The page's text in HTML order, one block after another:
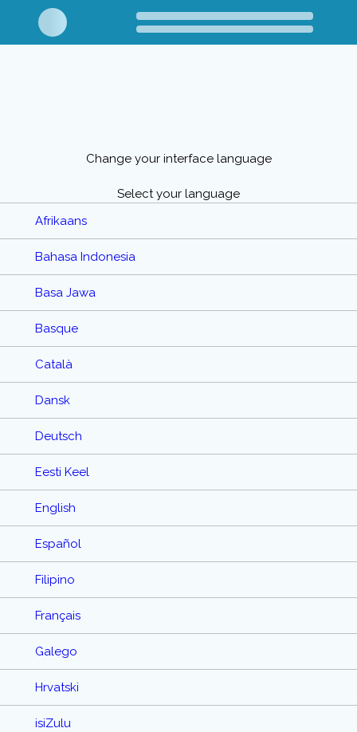
Change your interface language
Select your language
Afrikaans
Bahasa Indonesia
Basa Jawa
Basque
Català
Dansk
Deutsch
Eesti Keel
English
Español
Filipino
Français
Galego
Hrvatski
isiZulu